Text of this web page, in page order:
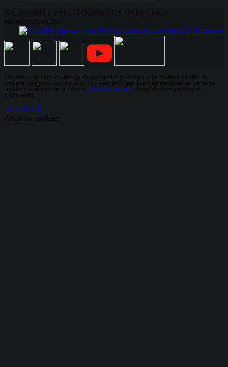
Este sitio web utiliza cookies para que usted tenga la mejor experiencia de usuario. Si
continúa navegando está dando su consentimiento para la aceptación de las mencionadas
cookies y la aceptación de nuestra política de cookies , pinche el enlace para mayor
información.
ACEPTAR
Aviso de cookies